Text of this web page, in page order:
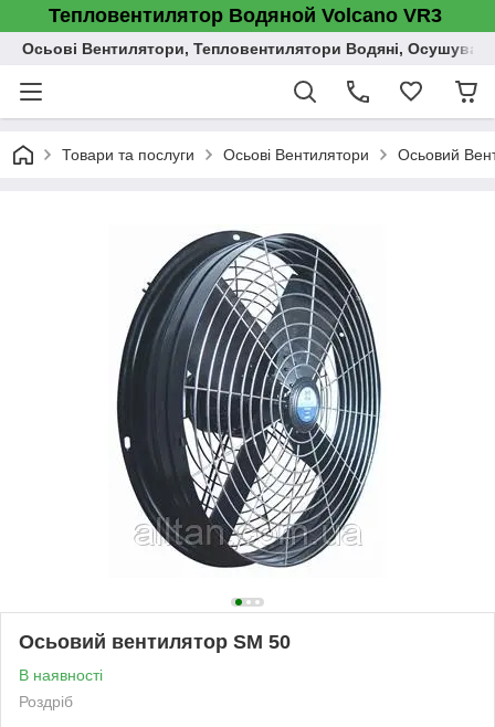
Тепловентилятор Водяной Volcano VR3
Осьові Вентилятори, Тепловентилятори Водяні, Осушувач
Товари та послуги Осьові Вентилятори Осьовий
Осьовий вентилятор SM 50
В наявності
Роздріб